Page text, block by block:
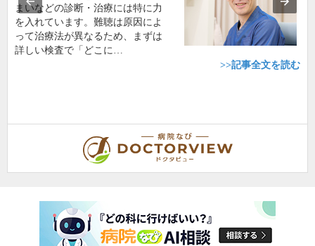
まいなどの診断・治療には特に力
を入れています。難聴は原因によ
って治療法が異なるため、まずは
詳しい検査で「どこに…
>>記事全文を読む